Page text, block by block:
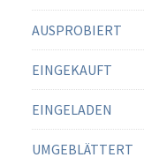
AUSPROBIERT
EINGEKAUFT
EINGELADEN
UMGEBLÄTTERT